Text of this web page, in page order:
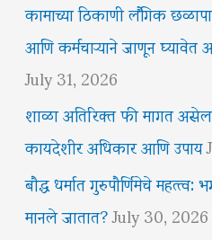
कामाच्या ठिकाणी लैंगिक
आणि कर्मचाऱ्याने जाणून
July 31, 2026
शाळा अतिरिक्त फी मागत
कायदेशीर अधिकार आणि उपाय
बौद्ध धर्मात गुरुपौर्णिमेचे
मानले जातात?July 30, 2026